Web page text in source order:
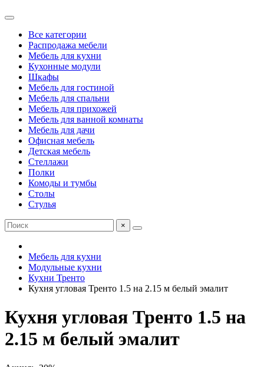
Все категории
Распродажа мебели
Мебель для кухни
Кухонные модули
Шкафы
Мебель для гостиной
Мебель для спальни
Мебель для прихожей
Мебель для ванной комнаты
Мебель для дачи
Офисная мебель
Детская мебель
Стеллажи
Полки
Комоды и тумбы
Столы
Стулья
×
Мебель для кухни
Модульные кухни
Кухни Тренто
Кухня угловая Тренто 1.5 на 2.15 м белый эмалит
Кухня угловая Тренто 1.5 на
2.15 м белый эмалит